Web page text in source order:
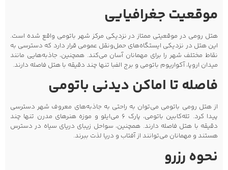
موقعیت جغرافیایی
هتل رومی در موقعیتی ممتاز در نزدیکی مرکز شهر باتومی واقع شده است.
این هتل در نزدیکی ایستگاه‌های حمل‌ونقل عمومی قرار دارد که دسترسی به
نقاط مختلف شهر را برای مهمانان آسان می‌کند. همچنین، جاذبه‌هایی مانند
میدان اروپا، آکواریوم باتومی و برج الفبا تنها چند دقیقه با هتل فاصله دارند.
فاصله تا اماکن دیدنی باتومی
از هتل رومی باتومی می‌توان به راحتی به جاذبه‌های معروف شهر دسترسی
پیدا کرد. تله‌کابین باتومی، پارک 6 می‌ایلو و موزه هنرهای مدرن تنها چند
دقیقه با هتل فاصله دارند. همچنین، سواحل زیبای دریای سیاه در دسترس
هستند و مهمانان می‌توانند از آفتاب و دریا لذت ببرند.
نحوه رزرو